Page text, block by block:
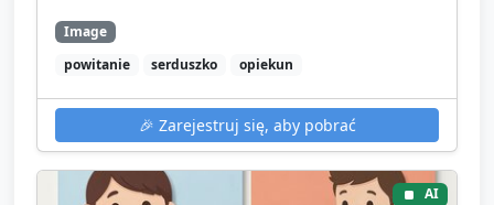
Image
powitanie
serduszko opiekun
🎉 Zarejestruj się, aby pobrać
AI